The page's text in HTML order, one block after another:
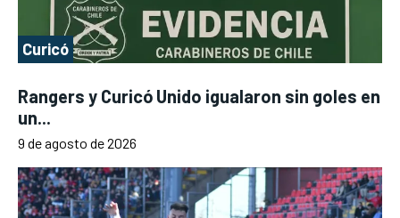
Curicó
Rangers y Curicó Unido igualaron sin goles en
un...
9 de agosto de 2026